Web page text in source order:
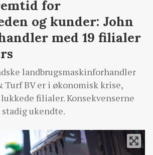
for
og kunder: John
med 19 filialer
landbrugsmaskinforhandler
Turf BV er i økonomisk krise,
filialer. Konsekvenserne
ukendte.